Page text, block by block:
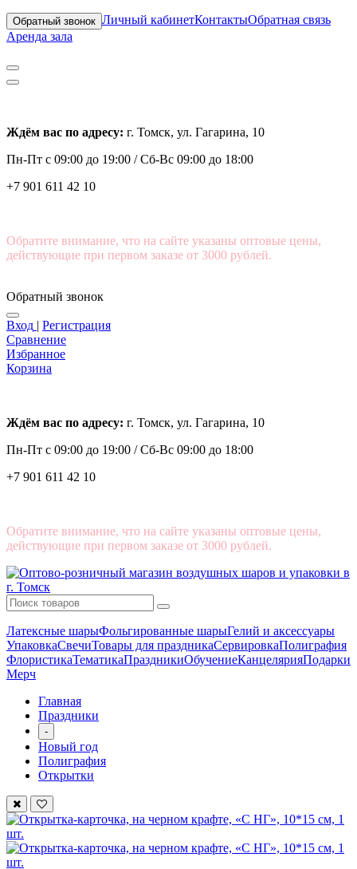
Обратный звонок Личный кабинетКонтактыОбратная связь
Аренда зала
Ждём вас по адресу: г. Томск, ул. Гагарина, 10
Пн-Пт с 09:00 до 19:00 /Сб-Вс 09:00 до 18:00
+7 901 611 42 10
Обратите внимание, что на сайте указаны оптовые цены,
действующие при первом заказе от 3000 рублей.
Обратный звонок
Вход | Регистрация
Сравнение
Избранное
Корзина
Ждём вас по адресу: г. Томск, ул. Гагарина, 10
Пн-Пт с 09:00 до 19:00 /Сб-Вс 09:00 до 18:00
+7 901 611 42 10
Обратите внимание, что на сайте указаны оптовые цены,
действующие при первом заказе от 3000 рублей.
Латексные шарыФольгированные шарыГелий и аксессуары
УпаковкаСвечиТовары для праздникаСервировкаПолиграфия
ФлористикаТематикаПраздникиОбучениеКанцелярияПодарки
Мерч
Главная
Праздники
-
Новый год
Полиграфия
Открытки